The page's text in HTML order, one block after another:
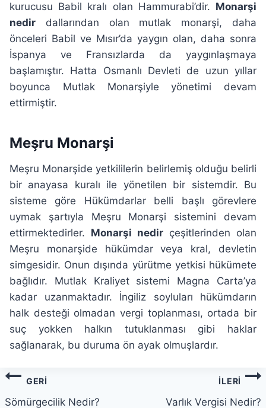
kurucusu Babil kralı olan Hammurabi’dir. Monarşi
nedir dallarından olan mutlak monarşi, daha
önceleri Babil ve Mısır’da yaygın olan, daha sonra
İspanya ve Fransızlarda da yaygınlaşmaya
başlamıştır. Hatta Osmanlı Devleti de uzun yıllar
boyunca Mutlak Monarşiyle yönetimi devam
ettirmiştir.
Meşru Monarşi
Meşru Monarşide yetkililerin belirlemiş olduğu belirli
bir anayasa kuralı ile yönetilen bir sistemdir. Bu
sisteme göre Hükümdarlar belli başlı görevlere
uymak şartıyla Meşru Monarşi sistemini devam
ettirmektedirler. Monarşi nedir çeşitlerinden olan
Meşru monarşide hükümdar veya kral, devletin
simgesidir. Onun dışında yürütme yetkisi hükümete
bağlıdır. Mutlak Kraliyet sistemi Magna Carta’ya
kadar uzanmaktadır. İngiliz soyluları hükümdarın
halk desteği olmadan vergi toplanması, ortada bir
suç yokken halkın tutuklanması gibi haklar
sağlanarak, bu duruma ön ayak olmuşlardır.
Yazı
GERI
Sömürgecilik Nedir?
İLERI
Varlık Vergisi Nedir?